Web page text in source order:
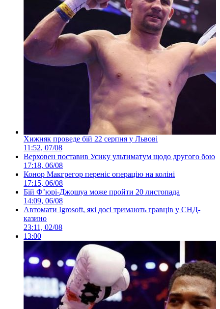
Хижняк проведе бій 22 серпня у Львові
11:52, 07/08
Верховен поставив Усику ультиматум щодо другого бою
17:18, 06/08
Конор Макгрегор переніс операцію на коліні
17:15, 06/08
Бій Ф’юрі-Джошуа може пройти 20 листопада
14:09, 06/08
Автомати Igrosoft, які досі тримають гравців у СНД-
казино
23:11, 02/08
13:00